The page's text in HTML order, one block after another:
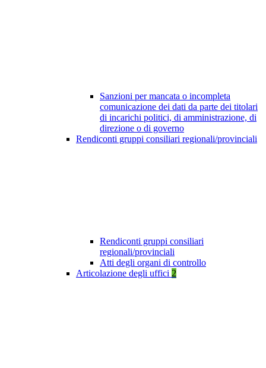
Sanzioni per mancata o incompleta
comunicazione dei dati da parte dei titolari
di incarichi politici, di amministrazione, di
direzione o di governo
Rendiconti gruppi consiliari regionali/provinciali
Rendiconti gruppi consiliari
regionali/provinciali
Atti degli organi di controllo
Articolazione degli uffici 2